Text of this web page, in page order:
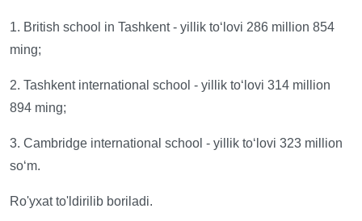
1. British school in Tashkent - yillik to‘lovi 286 million 854
ming;
2. Tashkent international school - yillik to‘lovi 314 million
894 ming;
3. Cambridge international school - yillik to‘lovi 323 million
so‘m.
Ro'yxat to'ldirilib boriladi.